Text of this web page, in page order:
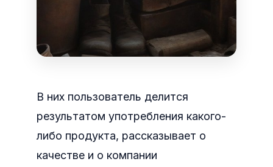
В них пользователь делится
результатом употребления какого-
либо продукта, рассказывает о
качестве и о компании